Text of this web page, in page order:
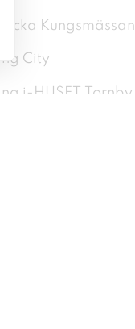
Kungsmässan
City
i-HUSET Tornby